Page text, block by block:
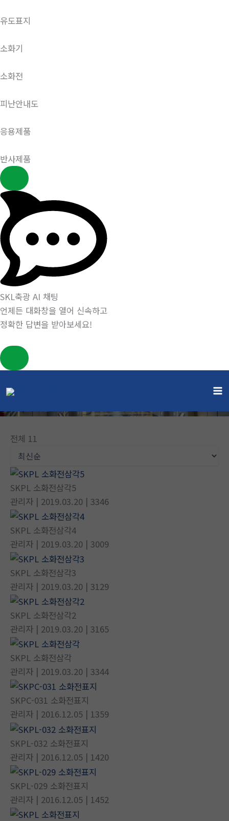
유도표지
소화기
소화전
피난안내도
응용제품
반사제품
SKL축광 AI 채팅
언제든 대화창을 열어 신속하고
정확한 답변을 받아보세요!
텐
로
소화전
전체 11
SKPL 소화전삼각5
관리자 | 2019.03.20 | 3346
SKPL 소화전삼각4
관리자 | 2019.03.20 | 3009
SKPL 소화전삼각3
관리자 | 2019.03.20 | 3129
SKPL 소화전삼각2
관리자 | 2019.03.20 | 3165
SKPL 소화전삼각
관리자 | 2019.03.20 | 3344
SKPC-031 소화전표지
관리자 | 2016.12.05 | 1359
SKPL-032 소화전표지
관리자 | 2016.12.05 | 1420
SKPL-029 소화전표지
관리자 | 2016.12.05 | 1452